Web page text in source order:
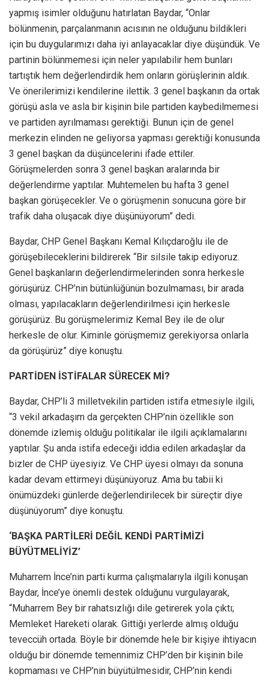
yapmış isimler olduğunu hatırlatan Baydar, “Onlar
bölünmenin, parçalanmanın acısının ne olduğunu bildikleri
için bu duygularımızı daha iyi anlayacaklar diye düşündük. Ve
partinin bölünmemesi için neler yapılabilir hem bunları
tartıştık hem değerlendirdik hem onların görüşlerinin aldık.
Ve önerilerimizi kendilerine ilettik. 3 genel başkanın da ortak
görüşü asla ve asla bir kişinin bile partiden kaybedilmemesi
ve partiden ayrılmaması gerektiği. Bunun için de genel
merkezin elinden ne geliyorsa yapması gerektiği konusunda
3 genel başkan da düşüncelerini ifade ettiler.
Görüşmelerden sonra 3 genel başkan aralarında bir
değerlendirme yaptılar. Muhtemelen bu hafta 3 genel
başkan görüşecekler. Ve o görüşmenin sonucuna göre bir
trafik daha oluşacak diye düşünüyorum” dedi.
Baydar, CHP Genel Başkanı Kemal Kılıçdaroğlu ile de
görüşebileceklerini bildirerek “Bir silsile takip ediyoruz.
Genel başkanların değerlendirmelerinden sonra herkesle
görüşürüz. CHP’nin bütünlüğünün bozulmaması, bir arada
olması, yapılacakların değerlendirilmesi için herkesle
görüşürüz. Bu görüşmelerimiz Kemal Bey ile de olur
herkesle de olur. Kiminle görüşmemiz gerekiyorsa onlarla
da görüşürüz” diye konuştu.
PARTİDEN İSTİFALAR SÜRECEK Mİ?
Baydar, CHP’li 3 milletvekilin partiden istifa etmesiyle ilgili,
“3 vekil arkadaşım da gerçekten CHP’nin özellikle son
dönemde izlemiş olduğu politikalar ile ilgili açıklamalarını
yaptılar. Şu anda istifa edeceği iddia edilen arkadaşlar da
bizler de CHP üyesiyiz. Ve CHP üyesi olmayı da sonuna
kadar devam ettirmeyi düşünüyoruz. Ama bu tabii ki
önümüzdeki günlerde değerlendirilecek bir süreçtir diye
düşünüyorum” diye konuştu.
‘BAŞKA PARTİLERİ DEĞİL KENDİ PARTİMİZİ
BÜYÜTMELİYİZ’
Muharrem İnce’nin parti kurma çalışmalarıyla ilgili konuşan
Baydar, İnce’ye önemli destek olduğunu vurgulayarak,
“Muharrem Bey bir rahatsızlığı dile getirerek yola çıktı;
Memleket Hareketi olarak. Gittiği yerlerde almış olduğu
teveccüh ortada. Böyle bir dönemde hele bir kişiye ihtiyacın
olduğu bir dönemde temennimiz CHP’den bir kişinin bile
kopmaması ve CHP’nin büyütülmesidir, CHP’nin kendi